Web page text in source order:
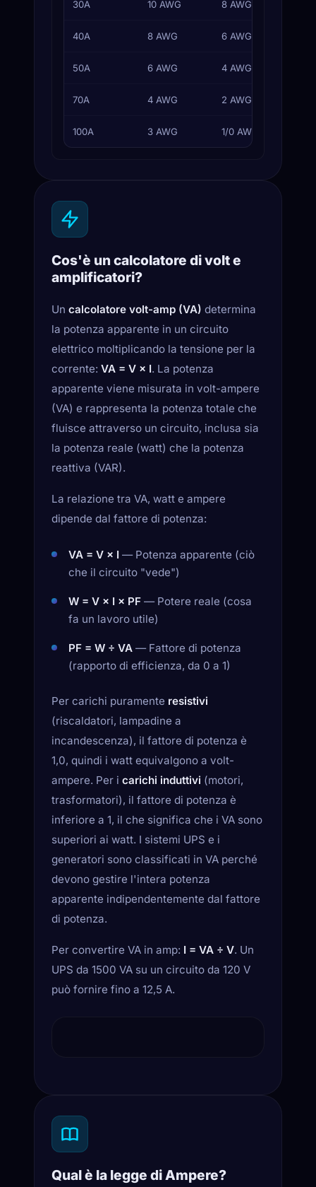
30A 10 AWG 8 AWG
40A 8 AWG 6 AWG
50A 6 AWG 4 AWG
70A 4 AWG 2 AWG
100A 3 AWG 1/0 AWG
Cos'è un calcolatore di volt e
amplificatori?
Un calcolatore volt-amp (VA) determina
la potenza apparente in un circuito
elettrico moltiplicando la tensione per la
corrente: VA = V × I. La potenza
apparente viene misurata in volt-ampere
(VA) e rappresenta la potenza totale che
fluisce attraverso un circuito, inclusa sia
la potenza reale (watt) che la potenza
reattiva (VAR).
La relazione tra VA, watt e ampere
dipende dal fattore di potenza:
VA = V × I — Potenza apparente (ciò
che il circuito "vede")
W = V × I × PF — Potere reale (cosa
fa un lavoro utile)
PF = W ÷ VA — Fattore di potenza
(rapporto di efficienza, da 0 a 1)
Per carichi puramente resistivi
(riscaldatori, lampadine a
incandescenza), il fattore di potenza è
1,0, quindi i watt equivalgono a volt-
ampere. Per i carichi induttivi (motori,
trasformatori), il fattore di potenza è
inferiore a 1, il che significa che i VA sono
superiori ai watt. I sistemi UPS e i
generatori sono classificati in VA perché
devono gestire l'intera potenza
apparente indipendentemente dal fattore
di potenza.
Per convertire VA in amp: I = VA ÷ V. Un
UPS da 1500 VA su un circuito da 120 V
può fornire fino a 12,5 A.
Apparente (VA)
Qual è la legge di Ampere?